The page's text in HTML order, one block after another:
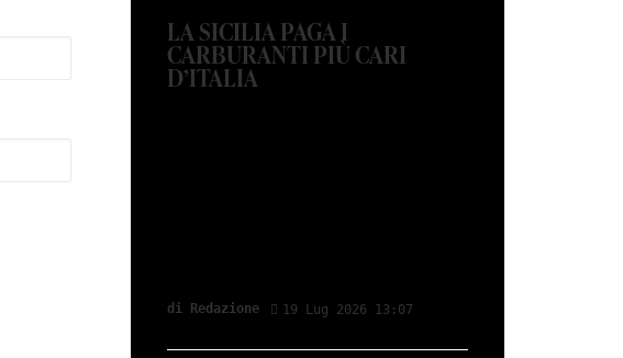
LA SICILIA PAGA I
CARBURANTI PIÙ CARI
D’ITALIA
di Redazione 19 Lug 2026 13:07